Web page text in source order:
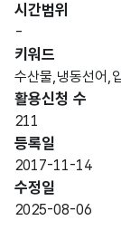
시간범위
-
키워드
수산물,냉동선어,
활용신청 수
211
등록일
2017-11-14
수정일
2025-08-06